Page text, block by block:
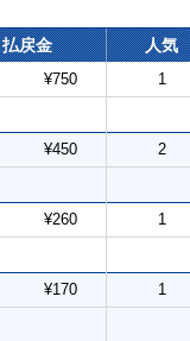
払戻金 人気
¥750 1
¥450 2
¥260 1
¥170 1